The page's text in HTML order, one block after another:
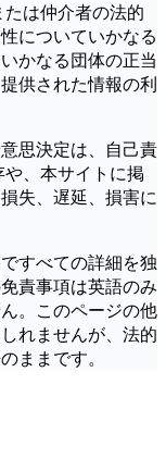
は仲介者の法的
についていかなる
かなる団体の正当
供された情報の利
思決定は、自己責
、本サイトに掲
失、遅延、損害に
すべての詳細を独
責事項は英語のみ
。このページの他
れませんが、法的
ままです。